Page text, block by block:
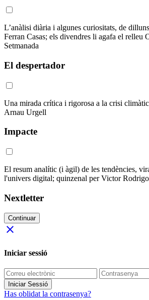
L’anàlisi diària i algunes curiositats, de
Ferran Casas; els divendres li agafa el relleu
Setmanada
El despertador
Una mirada crítica i rigorosa a la crisi
Arnau Urgell
Impacte
El resum analític (i àgil) de les tendències,
l'univers digital; quinzenal per Victor Rodrigo
Nextletter
Continuar
close
Iniciar sessió
Iniciar Sessió
Has oblidat la contrasenya?